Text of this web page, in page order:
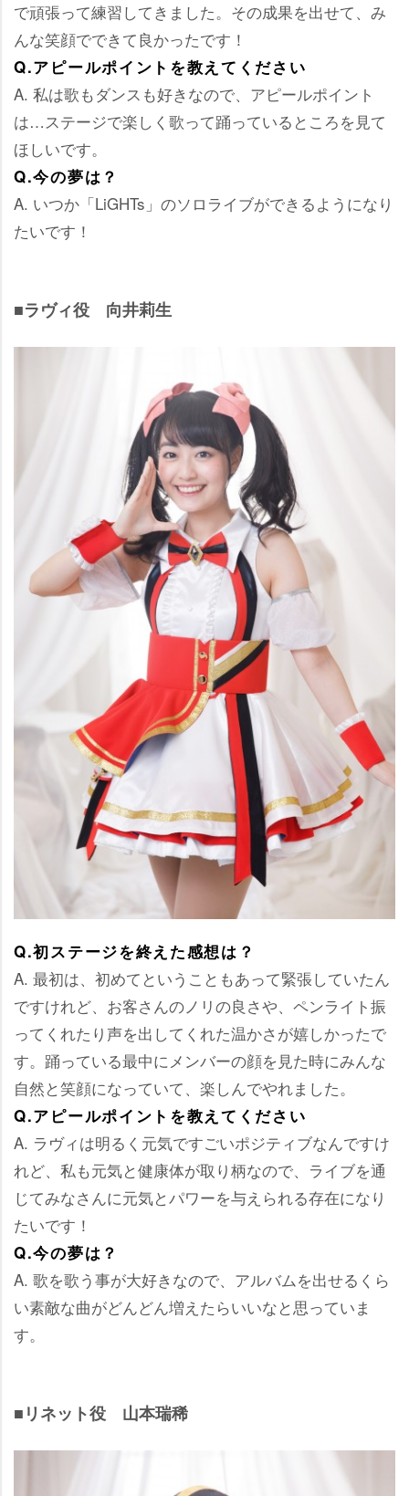
で頑張って練習してきました。その成果を出せて、み
んな笑顔でできて良かったです！
Q.アピールポイントを教えてください
A. 私は歌もダンスも好きなので、アピールポイント
は…ステージで楽しく歌って踊っているところを見て
ほしいです。
Q.今の夢は？
A. いつか「LiGHTs」のソロライブができるようになり
たいです！
■ラヴィ役 向井莉生
Q.初ステージを終えた感想は？
A. 最初は、初めてということもあって緊張していたん
ですけれど、お客さんのノリの良さや、ペンライト振
ってくれたり声を出してくれた温かさが嬉しかったで
す。踊っている最中にメンバーの顔を見た時にみんな
自然と笑顔になっていて、楽しんでやれました。
Q.アピールポイントを教えてください
A. ラヴィは明るく元気ですごいポジティブなんですけ
れど、私も元気と健康体が取り柄なので、ライブを通
じてみなさんに元気とパワーを与えられる存在になり
たいです！
Q.今の夢は？
A. 歌を歌う事が大好きなので、アルバムを出せるくら
い素敵な曲がどんどん増えたらいいなと思っていま
す。
■リネット役 山本瑞稀